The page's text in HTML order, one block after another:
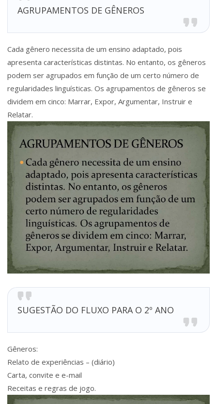
AGRUPAMENTOS DE GÊNEROS
Cada gênero necessita de um ensino adaptado, pois
apresenta características distintas. No entanto, os gêneros
podem ser agrupados em função de um certo número de
regularidades linguísticas. Os agrupamentos de gêneros se
dividem em cinco: Marrar, Expor, Argumentar, Instruir e
Relatar.
SUGESTÃO DO FLUXO PARA O 2º ANO
Gêneros:
Relato de experiências – (diário)
Carta, convite e e-mail
Receitas e regras de jogo.